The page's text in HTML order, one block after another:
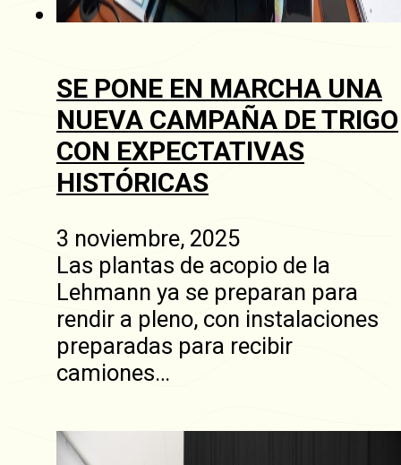
SE PONE EN MARCHA UNA
NUEVA CAMPAÑA DE TRIGO
CON EXPECTATIVAS
HISTÓRICAS
3 noviembre, 2025
Las plantas de acopio de la
Lehmann ya se preparan para
rendir a pleno, con instalaciones
preparadas para recibir
camiones…